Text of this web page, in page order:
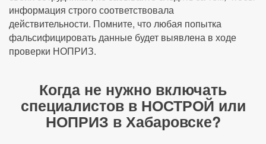
информация строго соответствовала
действительности. Помните, что любая попытка
фальсифицировать данные будет выявлена в ходе
проверки НОПРИЗ.
Когда не нужно включать
специалистов в НОСТРОЙ или
НОПРИЗ в Хабаровске?